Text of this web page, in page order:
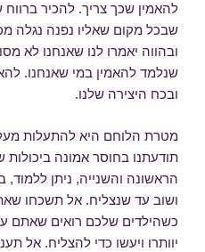
להאמין שכך צריך. להכיר
שבכל מקום שאליו נפנה נגלה
ובהווה יאמרו לנו שאנחנו לא
שנלמד להאמין במי שאנחנו.
ובכח היצירה שלנו.
מטרת הלוחם היא להתעלות
תודעתנו בחוסר אמונה
הראשונה והשנייה, ניתן
ושוב עד שנצליח. אל תשכחו
כשהילדים שלכם רואים שאתם
יוותרו ויעשו כדי להצליח. אל